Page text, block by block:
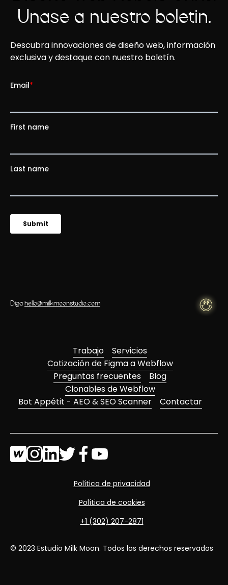
Únase a nuestro boletín.
Descubra innovaciones de diseño web, información
exclusiva y destaque con nuestro boletín.
Digahello@milkmoonstudio.com
Trabajo
Servicios
Cotización de Figma a Webflow
Preguntas frecuentes
Blog
Clonables de Webflow
Bot Appétit - AEO & SEO Scanner
Contactar
© 2023 Estudio Milk Moon. Todos los derechos reservados
Política de privacidad
Política de cookies
+1 (302) 207-2871